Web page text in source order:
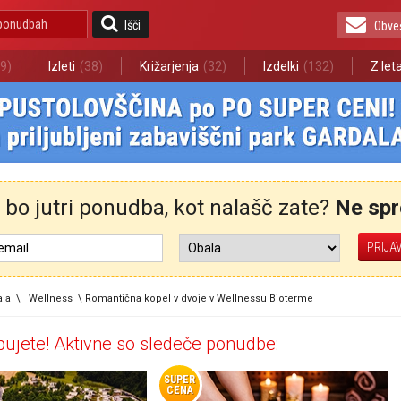
Išči
Izleti (38) Križarjenja (32) Izdelki (132) Z
jutri ponudba, kot nalašč zate? Ne
\ Wellness \ Romantična kopel v dvoje v Wellnessu Bioterme
Aktivne so sledeče ponudbe:
SUPER
CENA